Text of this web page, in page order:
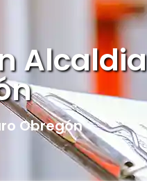
Alcaldia
Obregón